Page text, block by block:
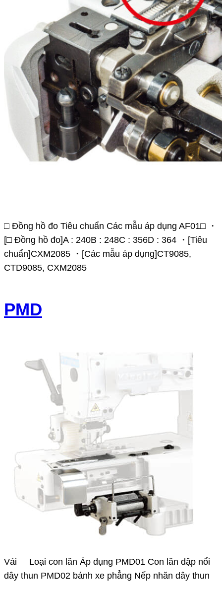
□ Đồng hồ đo Tiêu chuẩn Các mẫu áp dụng AF01□ ・
[□ Đồng hồ đo]A : 240B : 248C : 356D : 364 ・[Tiêu
chuẩn]CXM2085 ・[Các mẫu áp dụng]CT9085,
CTD9085, CXM2085
PMD
Vải Loại con lăn Áp dụng PMD01 Con lăn dập nổi
dây thun PMD02 bánh xe phẳng Nếp nhăn dây thun